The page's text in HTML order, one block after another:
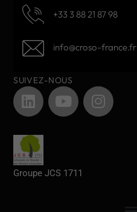
+33 3 88 21 87 98
info@croso-france.fr
SUIVEZ-NOUS
Groupe JCS 1711